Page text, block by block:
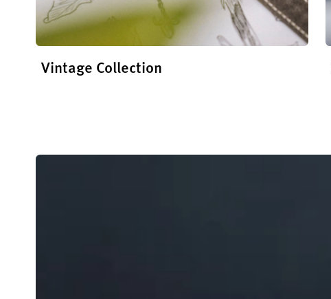
Vintage Collection